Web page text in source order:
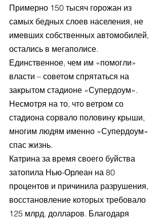
Примерно 150 тысяч горожан из
самых бедных слоев населения, не
имевших собственных автомобилей,
остались в мегаполисе.
Единственное, чем им «помогли»
власти – советом спрятаться на
закрытом стадионе «Супердоум».
Несмотря на то, что ветром со
стадиона сорвало половину крыши,
многим людям именно «Супердоум»
спас жизнь.
Катрина за время своего буйства
затопила Нью-Орлеан на 80
процентов и причинила разрушения,
восстановление которых требовало
125 млрд. долларов. Благодаря